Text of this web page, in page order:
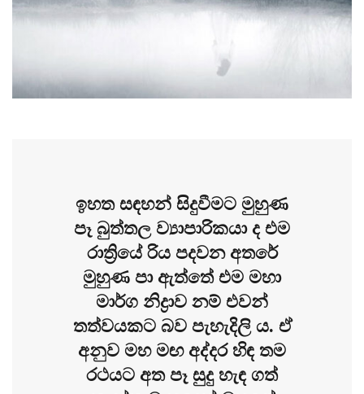
ඉහත සඳහන් සිදුවීමට මුහුණ
පෑ බුත්තල ව්‍යාපාරිකයා ද එම
රාත්‍රියේ රිය පදවන අතරේ
මුහුණ පා ඇත්තේ එම මහා
මාර්ග නිද්‍රාව නම් එවන්
තත්වයකට බව පැහැදිලි ය. ඒ
අනුව මහ මඟ අද්දර හිඳ තම
රථයට අත පෑ සුදු හැඳ ගත්